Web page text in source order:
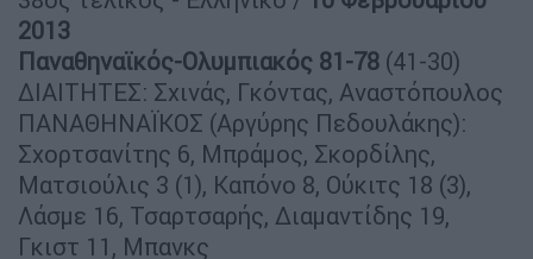
2013
Παναθηναϊκός-Ολυμπιακός 81-78 (41-30)
ΔΙΑΙΤΗΤΕΣ: Σχινάς, Γκόντας, Αναστόπουλος
ΠΑΝΑΘΗΝΑΪΚΟΣ (Αργύρης Πεδουλάκης):
Σχορτσανίτης 6, Μπράμος, Σκορδίλης,
Ματσιούλις 3 (1), Καπόνο 8, Ούκιτς 18 (3),
Λάσμε 16, Τσαρτσαρής, Διαμαντίδης 19,
Γκιστ 11, Μπανκς